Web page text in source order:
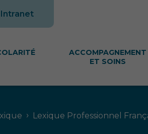
Intranet
ACCOMPAGNEMENT
ET SOINS
› Lexique Professionnel